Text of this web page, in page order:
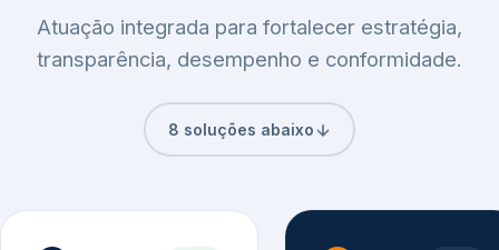
Atuação integrada para fortalecer estratégia,
transparência, desempenho e conformidade.
8 soluções abaixo